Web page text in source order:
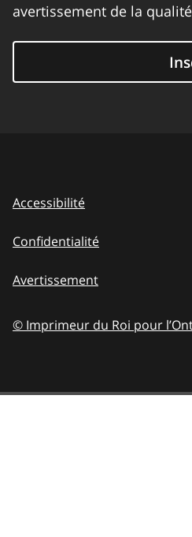
avertissement de la
Accessibilité
Confidentialité
Avertissement
© Imprimeur du Roi pour